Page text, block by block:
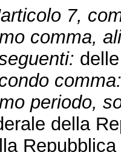
7,
comma,
periodo,
della